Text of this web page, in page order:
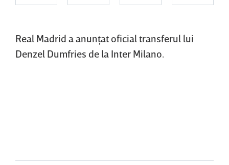
Real Madrid a anunţat oficial transferul lui
Denzel Dumfries de la Inter Milano.